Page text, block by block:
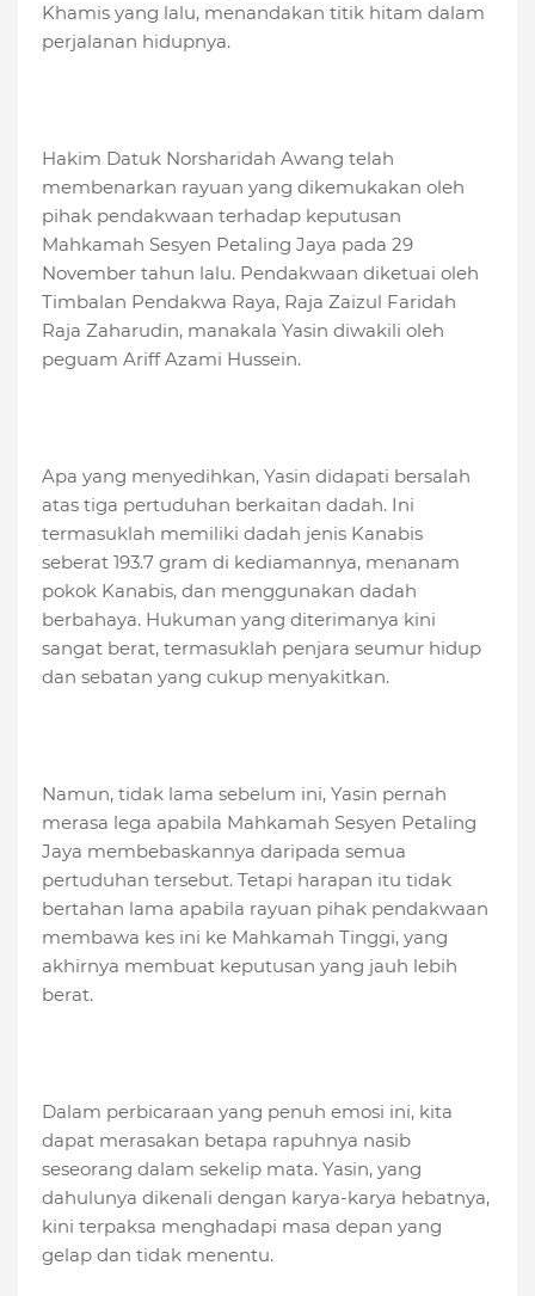
Khamis yang lalu, menandakan titik hitam dalam
perjalanan hidupnya.
Hakim Datuk Norsharidah Awang telah
membenarkan rayuan yang dikemukakan oleh
pihak pendakwaan terhadap keputusan
Mahkamah Sesyen Petaling Jaya pada 29
November tahun lalu. Pendakwaan diketuai oleh
Timbalan Pendakwa Raya, Raja Zaizul Faridah
Raja Zaharudin, manakala Yasin diwakili oleh
peguam Ariff Azami Hussein.
Apa yang menyedihkan, Yasin didapati bersalah
atas tiga pertuduhan berkaitan dadah. Ini
termasuklah memiliki dadah jenis Kanabis
seberat 193.7 gram di kediamannya, menanam
pokok Kanabis, dan menggunakan dadah
berbahaya. Hukuman yang diterimanya kini
sangat berat, termasuklah penjara seumur hidup
dan sebatan yang cukup menyakitkan.
Namun, tidak lama sebelum ini, Yasin pernah
merasa lega apabila Mahkamah Sesyen Petaling
Jaya membebaskannya daripada semua
pertuduhan tersebut. Tetapi harapan itu tidak
bertahan lama apabila rayuan pihak pendakwaan
membawa kes ini ke Mahkamah Tinggi, yang
akhirnya membuat keputusan yang jauh lebih
berat.
Dalam perbicaraan yang penuh emosi ini, kita
dapat merasakan betapa rapuhnya nasib
seseorang dalam sekelip mata. Yasin, yang
dahulunya dikenali dengan karya-karya hebatnya,
kini terpaksa menghadapi masa depan yang
gelap dan tidak menentu.